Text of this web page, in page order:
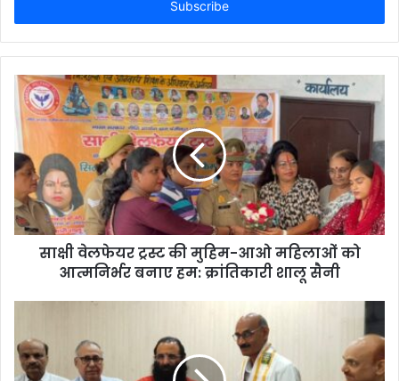
साक्षी वेलफेयर ट्रस्ट की मुहिम-आओ महिलाओं को
आत्मनिर्भर बनाए हम: क्रांतिकारी शालू सैनी